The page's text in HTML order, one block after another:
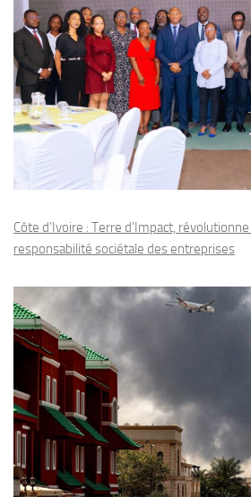
Côte d’Ivoire : Terre d’Impact,
responsabilité sociétale des entreprises